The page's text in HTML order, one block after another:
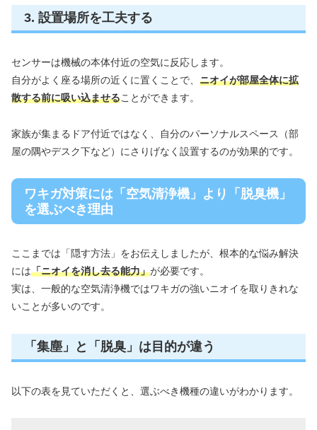
3. 設置場所を工夫する
センサーは機械の本体付近の空気に反応します。
自分がよく座る場所の近くに置くことで、 ニオイが部屋全体に拡
散する前に吸い込ませることができます。
家族が集まるドア付近ではなく、自分のパーソナルスペース（部
屋の隅やデスク下など）にさりげなく設置するのが効果的です。
ワキガ対策には「空気清浄機」より「脱臭機」
を選ぶべき理由
ここまでは「隠す方法」をお伝えしましたが、根本的な悩み解決
には「ニオイを消し去る能力」が必要です。
実は、一般的な空気清浄機ではワキガの強いニオイを取りきれな
いことが多いのです。
「集塵」と「脱臭」は目的が違う
以下の表を見ていただくと、選ぶべき機種の違いがわかります。